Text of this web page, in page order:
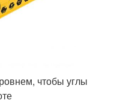
чтобы углы